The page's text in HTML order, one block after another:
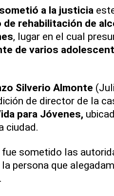
sometió a la justicia
rehabilitación de
, lugar en el cual
de varios
Silverio Almonte
de director de la
para Jóvenes,
ciudad.
sometido las
persona que